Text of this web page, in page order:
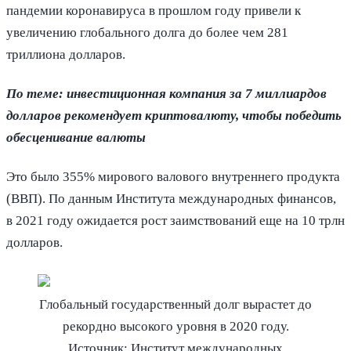
пандемии коронавируса в прошлом году привели к
увеличению глобального долга до более чем 281
триллиона долларов.
По теме: инвестиционная компания за 7 миллиардов
долларов рекомендует криптовалюту, чтобы победить
обесценивание валюты
Это было 355% мирового валового внутреннего продукта
(ВВП). По данным Института международных финансов,
в 2021 году ожидается рост заимствований еще на 10 трлн
долларов.
Глобальный государственный долг вырастет до
рекордно высокого уровня в 2020 году.
Источник: Институт международных